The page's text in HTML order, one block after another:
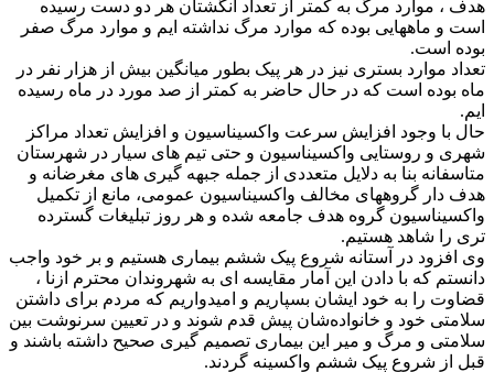
هدف ، موارد مرگ به کمتر از تعداد انگشتان هر دو دست رسیده
است و ماههایی بوده که موارد مرگ نداشته ایم و موارد مرگ صفر
بوده است.
تعداد موارد بستری نیز در هر پیک بطور میانگین بیش از هزار نفر در
ماه بوده است که در حال حاضر به کمتر از صد مورد در ماه رسیده
ایم.
حال با وجود افزایش سرعت واکسیناسیون و افزایش تعداد مراکز
شهری و روستایی واکسیناسیون و حتی تیم های سیار در شهرستان
متاسفانه بنا به دلایل متعددی از جمله جبهه گیری های مغرضانه و
هدف دار گروههای مخالف واکسیناسیون عمومی، مانع از تکمیل
واکسیناسیون گروه هدف جامعه شده و هر روز تبلیغات گسترده
تری را شاهد هستیم.
وی افزود در آستانه شروع پیک ششم بیماری هستیم و بر خود واجب
دانستم که با دادن این آمار مقایسه ای به شهروندان محترم ازنا ،
قضاوت را به خود ایشان بسپاریم و امیدواریم که مردم برای داشتن
سلامتی خود و خانواده‌شان پیش قدم شوند و در تعیین سرنوشت بین
سلامتی و مرگ و میر این بیماری تصمیم گیری صحیح داشته باشند و
قبل از شروع پیک ششم واکسینه گردند.